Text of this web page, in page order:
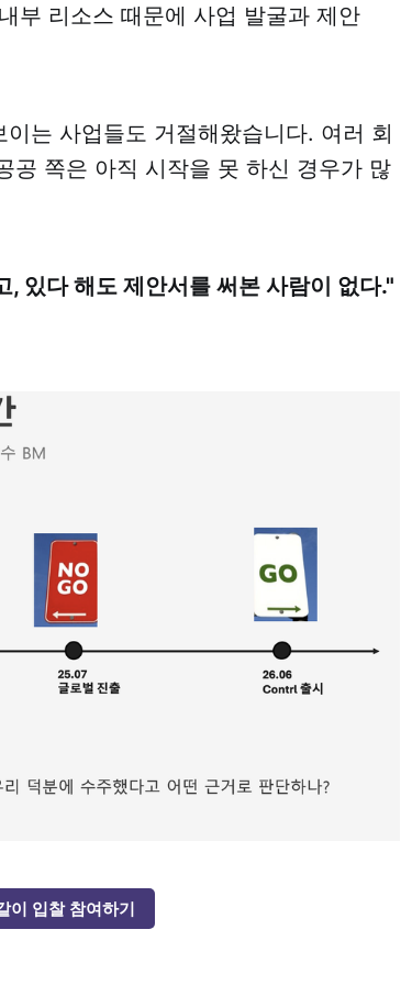
부 리소스 때문에 사업 발굴과 제안
는 사업들도 거절해왔습니다. 여러 회
공 쪽은 아직 시작을 못 하신 경우가 많
있다 해도 제안서를 써본 사람이 없다."
이 입찰 참여하기